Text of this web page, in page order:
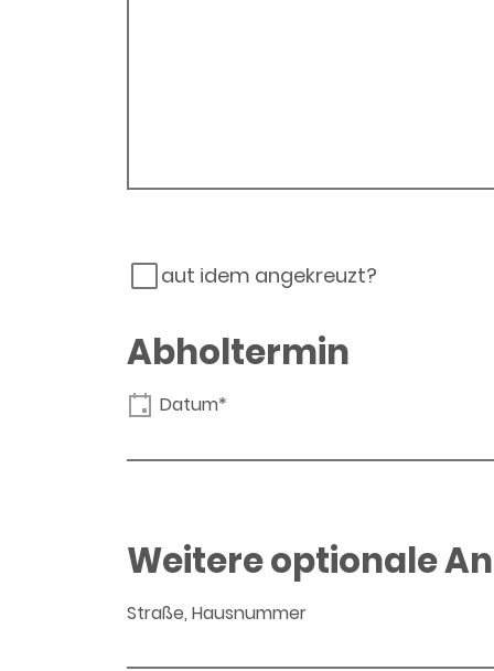
aut idem angekreuzt?
Abholtermin
Datum*
Weitere optionale
Straße, Hausnummer